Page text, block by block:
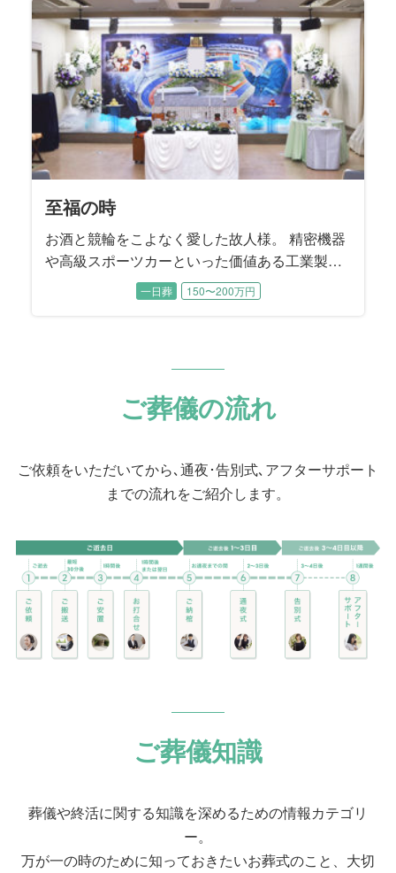
葬儀をお手伝いさせていただいたことから、こ
の度のご依頼となりました。
至福の時
お酒と競輪をこよなく愛した故人様。 精密機器
や高級スポーツカーといった価値ある工業製品
を輸送する際に「梱包」する工業包装技能士と
して生涯活躍。 数年前まで現役でお仕事を続け
人様は国内で14人目に資格を取得された、まさ
に梱包のプロフェッショナルでした。
一日葬 150〜200万円
ご葬儀の流れ
ご依頼をいただいてから､通夜･告別式､アフターサポート
までの流れをご紹介します。
ご葬儀知識
葬儀や終活に関する知識を深めるための情報カテゴリ
ー。
万が一の時のために知っておきたいお葬式のこと、大切